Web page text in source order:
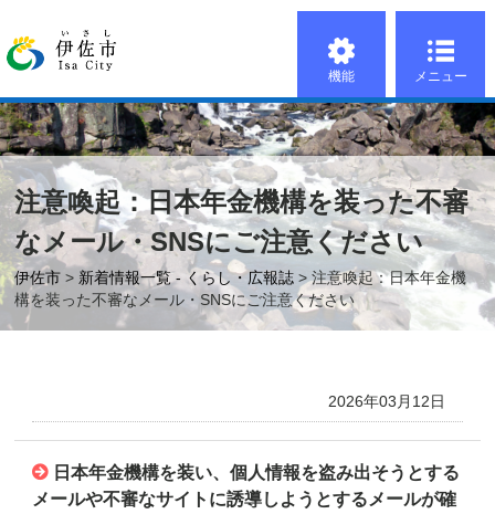
機能 メニュー
注意喚起：日本年金機構を装った不審
なメール・SNSにご注意ください
伊佐市 > 新着情報一覧 - くらし・広報誌 > 注意喚起：日本年金機
構を装った不審なメール・SNSにご注意ください
2026年03月12日
日本年金機構を装い、個人情報を盗み出そうとする
メールや不審なサイトに誘導しようとするメールが確